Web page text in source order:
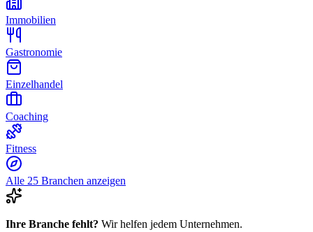
Immobilien
Gastronomie
Einzelhandel
Coaching
Fitness
Alle 25 Branchen anzeigen
Ihre Branche fehlt? Wir helfen jedem Unternehmen.